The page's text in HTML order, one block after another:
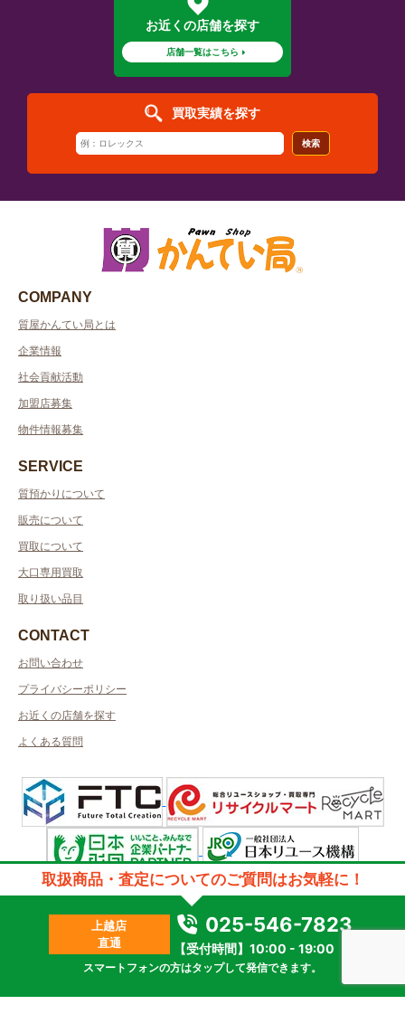
お近くの店舗を探す
店舗一覧はこちら
買取実績を探す
検索
COMPANY
質屋かんてい局とは
企業情報
社会貢献活動
加盟店募集
物件情報募集
SERVICE
質預かりについて
販売について
買取について
大口専用買取
取り扱い品目
CONTACT
お問い合わせ
プライバシーポリシー
お近くの店舗を探す
よくある質問
許可管轄：新潟県公安委員会許可
古物商許可番号：第461010001269号／取得者名：株式会社デザート
質屋許可番号：第461350000023号／取得者名：株式会社デザート
2023 © kanteikyoku.jp allrights reseved.
取扱商品・査定についてのご質問はお気軽に！
上越店
直通
025-546-7823
【受付時間】10:00 - 19:00
スマートフォンの方はタップして発信できます。